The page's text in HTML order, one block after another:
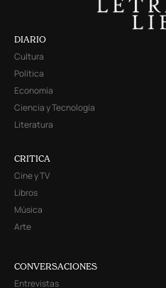
DIARIO
Cultura
Política
Economía
Ciencia y Tecnología
Literatura
CRITICA
Cine y TV
Libros
Música
Arte
CONVERSACIONES
Entrevistas